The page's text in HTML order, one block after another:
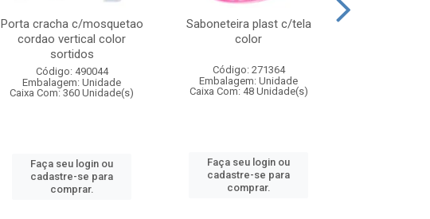
Porta cracha c/mosquetao
cordao vertical color
sortidos
Código: 490044
Embalagem: Unidade
Caixa Com: 360 Unidade(s)
Faça seu login ou
cadastre-se para
comprar.
Saboneteira plast c/tela
color
Código: 271364
Embalagem: Unidade
Caixa Com: 48 Unidade(s)
Faça seu login ou
cadastre-se para
comprar.